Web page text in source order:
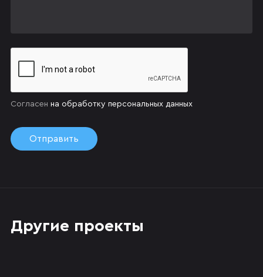
Согласен на обработку персональных данных
Другие проекты